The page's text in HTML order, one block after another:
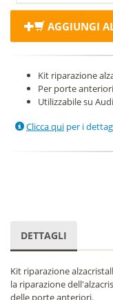
AGGIUNGI
Kit riparazione
Per porte anteriori
Utilizzabile su
Clicca qui per i
DETTAGLI
Kit riparazione
la riparazione
delle porte anteriori.